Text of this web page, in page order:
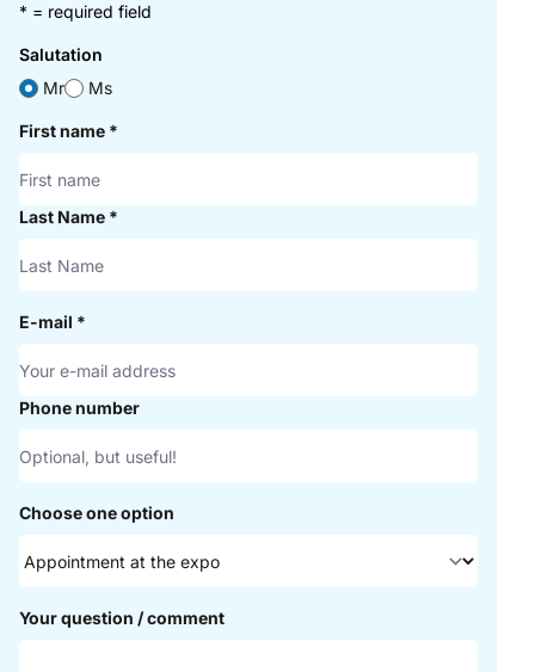
* = required field
Salutation
Mr
Ms
First name *
Last Name *
E-mail *
Phone number
Choose one option
Your question / comment